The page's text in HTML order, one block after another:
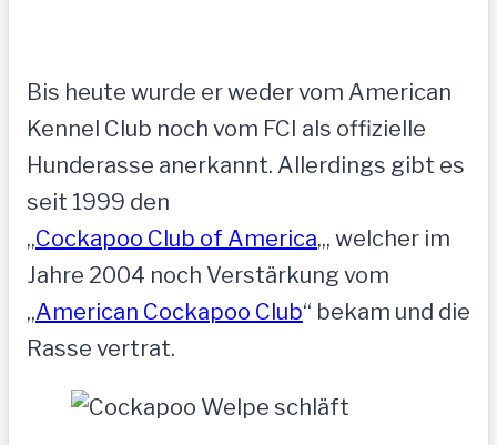
Bis heute wurde er weder vom American
Kennel Club noch vom FCI als offizielle
Hunderasse anerkannt. Allerdings gibt es
seit 1999 den
„Cockapoo Club of America„, welcher im
Jahre 2004 noch Verstärkung vom
„American Cockapoo Club“ bekam und die
Rasse vertrat.